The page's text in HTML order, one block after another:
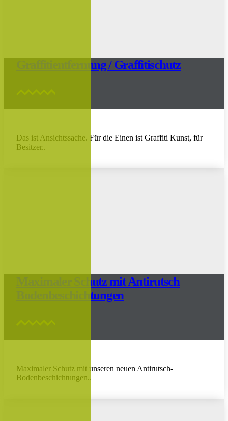
Graffitientfernung / Graffitischutz
Das ist Ansichtssache. Für die Einen ist Graffiti Kunst, für
Besitzer..
Maximaler Schutz mit Antirutsch
Bodenbeschichtungen
Maximaler Schutz mit unseren neuen Antirutsch-
Bodenbeschichtungen..